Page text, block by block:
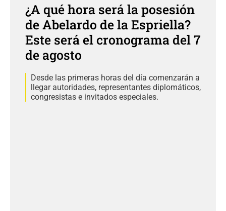
¿A qué hora será la posesión
de Abelardo de la Espriella?
Este será el cronograma del 7
de agosto
Desde las primeras horas del día comenzarán a
llegar autoridades, representantes diplomáticos,
congresistas e invitados especiales.